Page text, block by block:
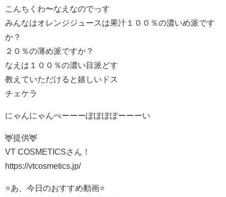
こんちくわ〜なえなのでっす
みんなはオレンジジュースは果汁１００％の濃いめ派です
か？
２０％の薄め派ですか？
なえは１００％の濃い目派どす
教えていただけると嬉しいドス
チェケラ
にゃんにゃんぺーーーぽぽぽぽーーーい
🦌提供🦌
VT COSMETICSさん！
https://vtcosmetics.jp/
⭐️あ、今日のおすすめ動画⭐️